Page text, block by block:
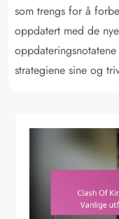
som trengs for å
oppdatert med de
strategiene sine og